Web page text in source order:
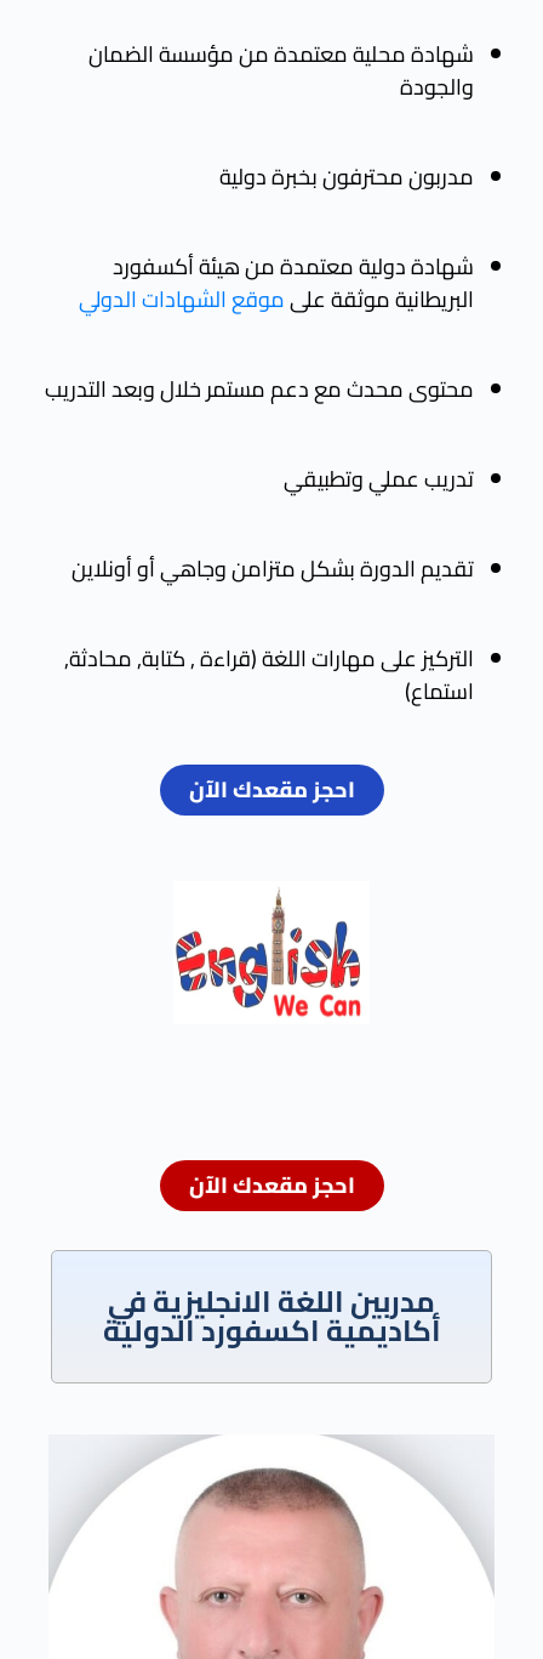
شهادة محلية معتمدة من مؤسسة الضمان
والجودة
مدربون محترفون بخبرة دولية
شهادة دولية معتمدة من هيئة أكسفورد
البريطانية موثقة علىموقع الشهادات الدولي
محتوى محدث مع دعم مستمر خلال وبعد التدريب
تدريب عملي وتطبيقي
تقديم الدورة بشكل متزامن وجاهي أو أونلاين
التركيز على مهارات اللغة (قراءة , كتابة, محادثة,
استماع)
احجز مقعدك الآن
احجز مقعدك الآن
مدربين اللغة الانجليزية في
أكاديمية اكسفورد الدولية